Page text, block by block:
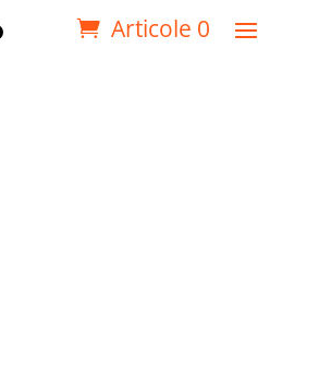
Articole 0